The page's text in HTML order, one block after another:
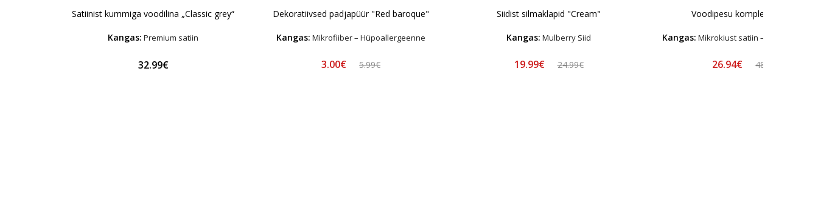
Satiinist kummiga voodilina „Classic grey“
Kangas: Premium satiin
32.99€
Dekoratiivsed padjapüür "Red baroque"
Kangas: Mikrofiiber – Hüpoallergeenne
3.00€ 5.99€
Siidist silmaklapid "Cream"
Kangas: Mulberry Siid
19.99€ 24.99€
Voodipesu komplekt "Latte"
Kangas: Mikrokiust satiin –
26.94€ 48.99€